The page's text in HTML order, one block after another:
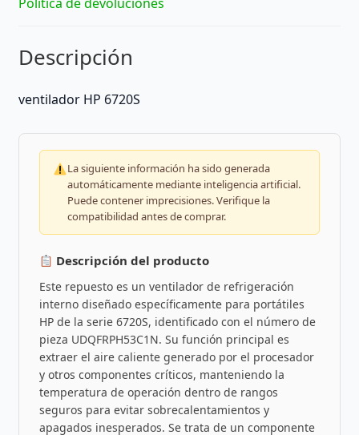
Descripción
ventilador HP 6720S
La siguiente información ha sido generada
automáticamente mediante inteligencia artificial.
Puede contener imprecisiones. Verifique la
compatibilidad antes de comprar.
Descripción del producto
Este repuesto es un ventilador de refrigeración
interno diseñado específicamente para portátiles
HP de la serie 6720S, identificado con el número de
pieza UDQFRPH53C1N. Su función principal es
extraer el aire caliente generado por el procesador
y otros componentes críticos, manteniendo la
temperatura de operación dentro de rangos
seguros para evitar sobrecalentamientos y
apagados inesperados. Se trata de un componente